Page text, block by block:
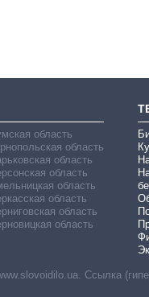
область
область
область
область
область
область
область
область
Ссылка